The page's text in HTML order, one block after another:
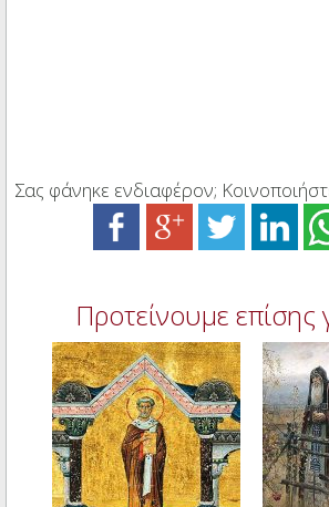
Σας φάνηκε ενδιαφέρον;
Προτείνουμε επίσης